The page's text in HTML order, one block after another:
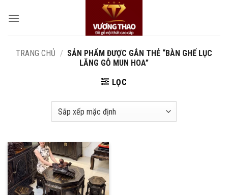
qua
TRANG CHỦ / SẢN PHẨM ĐƯỢC GẮN THẺ “BÀN GHẾ LỤC
LĂNG GỖ MUN HOA”
LỌC